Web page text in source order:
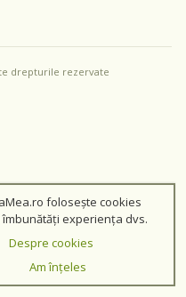
drepturile rezervate
folosește cookies
experiența dvs.
Despre cookies
Am înțeles